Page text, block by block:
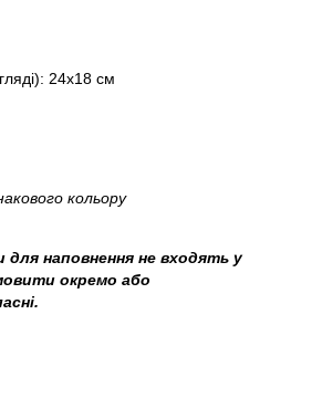
24х18 см
кольору
наповнення не входять у
окремо або